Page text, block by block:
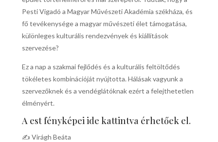
Pesti Vigadó a Magyar Művészeti Akadémia székháza, és
fő tevékenysége a magyar művészeti élet támogatása,
különleges kulturális rendezvények és kiállítások
szervezése?
Ez a nap a szakmai fejlődés és a kulturális feltöltődés
tökéletes kombinációját nyújtotta. Hálásak vagyunk a
szervezőknek és a vendéglátóknak ezért a felejthetetlen
élményért.
A est fényképei ide kattintva érhetőek el.
✍ Virágh Beáta